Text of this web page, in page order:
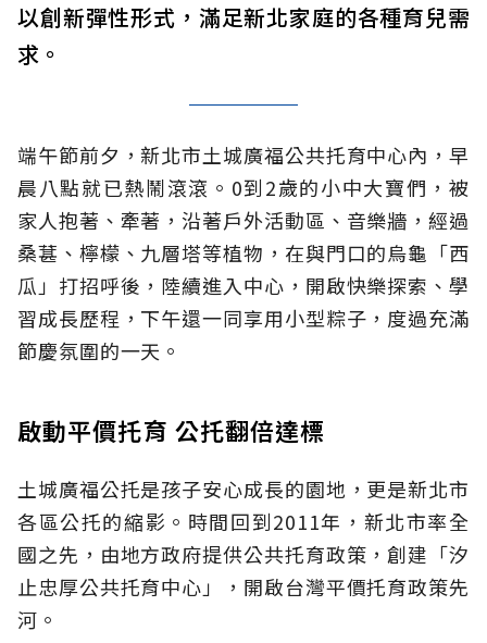
以創新彈性形式，滿足新北家庭的各種育兒需
求。
端午節前夕，新北市土城廣福公共托育中心內，早
晨八點就已熱鬧滾滾。0到2歲的小中大寶們，被
家人抱著、牽著，沿著戶外活動區、音樂牆，經過
桑葚、檸檬、九層塔等植物，在與門口的烏龜「西
瓜」打招呼後，陸續進入中心，開啟快樂探索、學
習成長歷程，下午還一同享用小型粽子，度過充滿
節慶氛圍的一天。
啟動平價托育 公托翻倍達標
土城廣福公托是孩子安心成長的園地，更是新北市
各區公托的縮影。時間回到2011年，新北市率全
國之先，由地方政府提供公共托育政策，創建「汐
止忠厚公共托育中心」，開啟台灣平價托育政策先
河。